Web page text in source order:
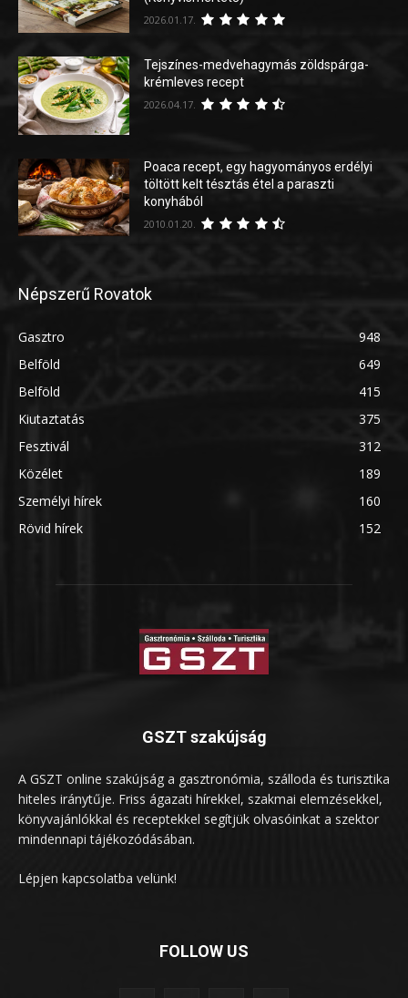
2026.01.17.
Tejszínes-medvehagymás zöldspárga-
krémleves recept
2026.04.17.
Poaca recept, egy hagyományos erdélyi
töltött kelt tésztás étel a paraszti
konyhából
2010.01.20.
Népszerű Rovatok
Gasztro
948
Belföld
649
Belföld
415
Kiutaztatás
375
Fesztivál
312
Közélet
189
Személyi hírek
160
Rövid hírek
152
GSZT szakújság
A GSZT online szakújság a gasztronómia, szálloda és turisztika
hiteles iránytűje. Friss ágazati hírekkel, szakmai elemzésekkel,
könyvajánlókkal és receptekkel segítjük olvasóinkat a szektor
mindennapi tájékozódásában.
Lépjen kapcsolatba velünk!
FOLLOW US